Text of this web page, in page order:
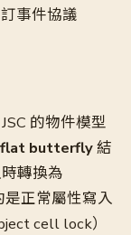
事件協議
的物件模型
flat butterfly結
轉換為
正常屬性寫入
cell lock）